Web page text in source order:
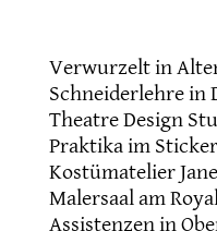
Verwurzelt in
Schneiderlehre in
Theatre Design
Praktika im
Kostümatelier
Malersaal am
Assistenzen in